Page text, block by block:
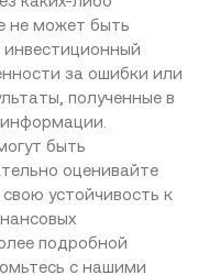
не может быть
за ошибки или
полученные в
быть
оценивайте
устойчивость к
подробной
с нашими